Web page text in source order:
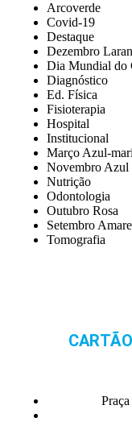
Arcoverde
Covid-19
Destaque
Dezembro
Dia Mundial do
Diagnóstico
Ed. Física
Fisioterapia
Hospital
Institucional
Março Azul-
Novembro Azul
Nutrição
Odontologia
Outubro Rosa
Setembro
Tomografia